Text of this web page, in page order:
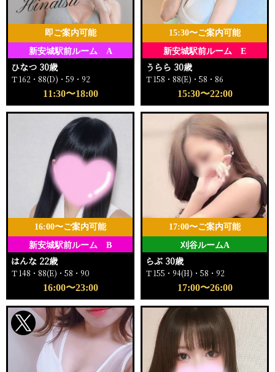
新安城駅前ルーム A
即ご案内可能
ひなつ 30歳
Ｔ162・88(D)・59・92
11:30〜18:00
新安城駅前ルーム E
15:30〜ご案内可能
うらら 30歳
Ｔ158・88(E)・58・86
15:30〜22:00
新安城駅前ルーム B
16:00〜ご案内可能
はんな 22歳
Ｔ148・88(E)・58・90
16:00〜23:00
刈谷ルームA
17:00〜ご案内可能
らぶ 30歳
Ｔ155・94(H)・58・92
17:00〜26:00